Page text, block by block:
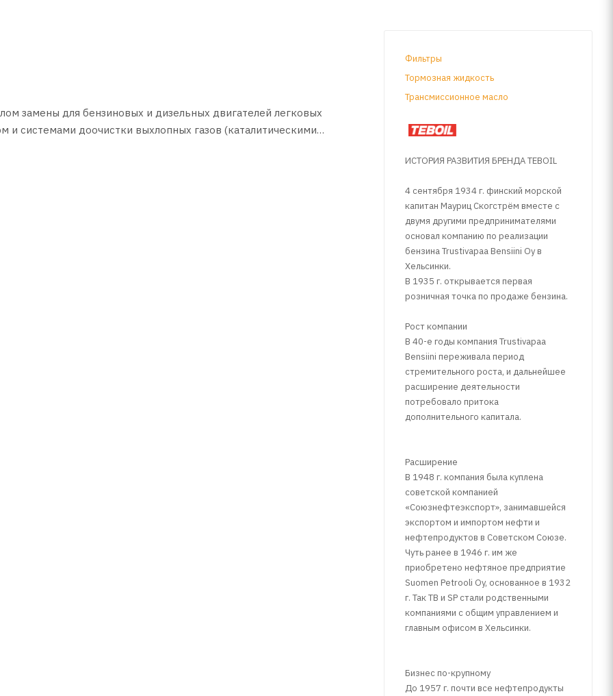
замены для бензиновых и дизельных двигателей легковых
и системами доочистки выхлопных газов (каталитическими
бензиновых и дизельных двигателях, где автопроизводителем
Фильтры
Тормозная жидкость
Трансмиссионное масло
ИСТОРИЯ РАЗВИТИЯ БРЕНДА TEBOIL
4 сентября 1934 г. финский морской
капитан Мауриц Скогстрём вместе с
двумя другими предпринимателями
основал компанию по реализации
бензина Trustivapaa Bensiini Oy в
Хельсинки.
В 1935 г. открывается первая
розничная точка по продаже бензина.
Рост компании
В 40-е годы компания Trustivapaa
Bensiini переживала период
стремительного роста, и дальнейшее
расширение деятельности
потребовало притока
дополнительного капитала.
Расширение
В 1948 г. компания была куплена
советской компанией
«Союзнефтеэкспорт», занимавшейся
экспортом и импортом нефти и
нефтепродуктов в Советском Союзе.
Чуть ранее в 1946 г. им же
приобретено нефтяное предприятие
Suomen Petrooli Oy, основанное в 1932
г. Так TB и SP стали родственными
компаниями с общим управлением и
главным офисом в Хельсинки.
Бизнес по-крупному
До 1957 г. почти все нефтепродукты